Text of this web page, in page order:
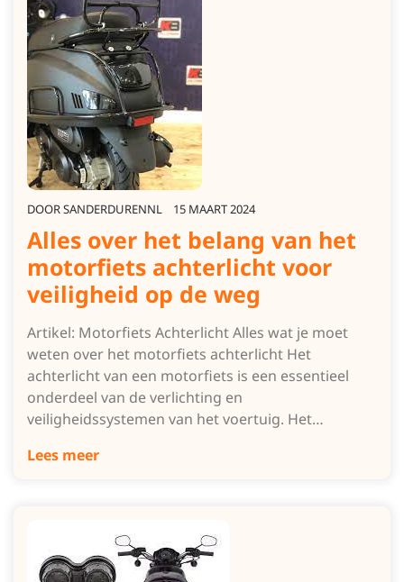
DOORSANDERDURENNL 15 MAART 2024
Alles over het belang van het
motorfiets achterlicht voor
veiligheid op de weg
Artikel: Motorfiets Achterlicht Alles wat je moet
weten over het motorfiets achterlicht Het
achterlicht van een motorfiets is een essentieel
onderdeel van de verlichting en
veiligheidssystemen van het voertuig. Het…
Lees meer